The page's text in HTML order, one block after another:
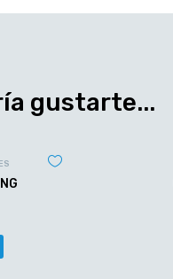
gustarte...